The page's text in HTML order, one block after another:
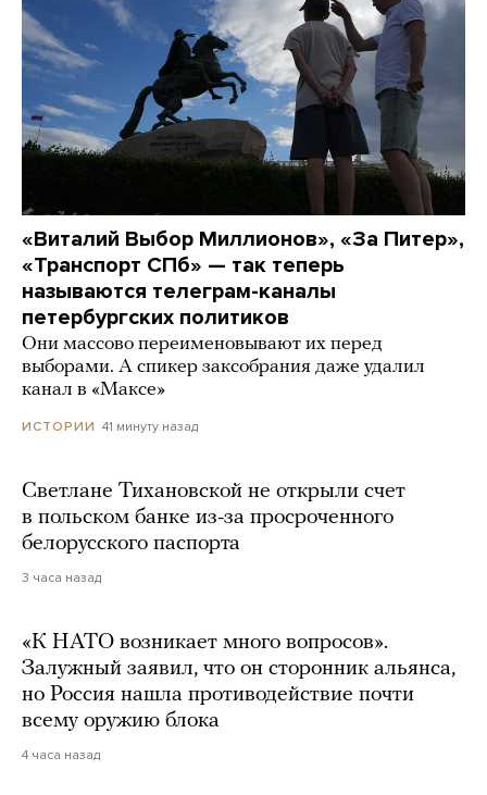
«Виталий Выбор Миллионов», «За Питер»,
«Транспорт СПб» — так теперь
называются телеграм-каналы
петербургских политиков
Они массово переименовывают их перед
выборами. А спикер заксобрания даже удалил
канал в «Максе»
ИСТОРИИ 41 минуту назад
Светлане Тихановской не открыли счет
в польском банке из-за просроченного
белорусского паспорта
3 часа назад
«К НАТО возникает много вопросов».
Залужный заявил, что он сторонник альянса,
но Россия нашла противодействие почти
всему оружию блока
4 часа назад